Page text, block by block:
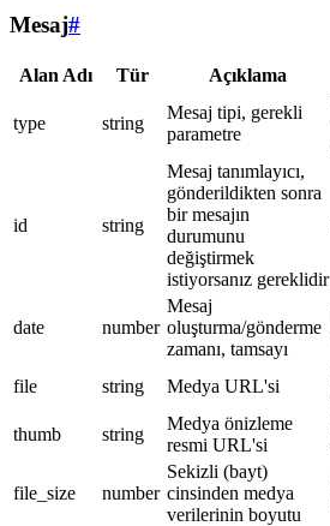
Mesaj#
Alan Adı Tür Açıklama
type string
Mesaj tipi, gerekli
parametre
id string
Mesaj tanımlayıcı,
gönderildikten sonra
bir mesajın
durumunu
değiştirmek
istiyorsanız gereklidir
date number
Mesaj
oluşturma/gönderme
zamanı, tamsayı
file string Medya URL'si
thumb
string
Medya önizleme
resmi URL'si
file_size number
Sekizli (bayt)
cinsinden medya
verilerinin boyutu